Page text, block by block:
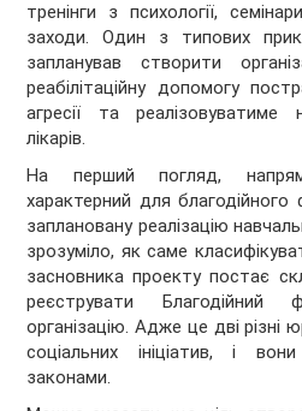
тренінги з психології,
заходи. Один з типових
запланував створити
реабілітаційну допомогу
агресії та реалізовуватиме
лікарів.
На перший погляд,
характерний для
заплановану реалізацію
зрозуміло, як саме
засновника проекту постає
реєструвати
організацію. Адже це дві різні
соціальних ініціатив, і
законами.